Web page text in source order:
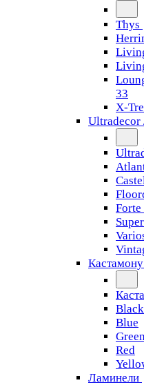
Thys
33
X-
Ultradecor
Forte
Кастамону
Black
Blue
Red
Ламинели